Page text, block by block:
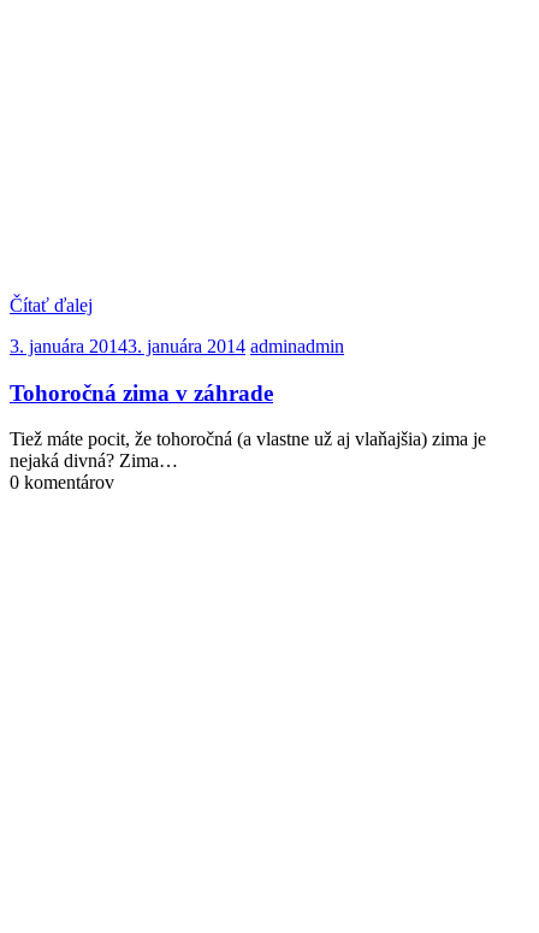
Čítať ďalej
3. januára 20143. januára 2014 adminadmin
Tohoročná zima v záhrade
Tiež máte pocit, že tohoročná (a vlastne už aj vlaňajšia) zima je
nejaká divná? Zima…
0 komentárov